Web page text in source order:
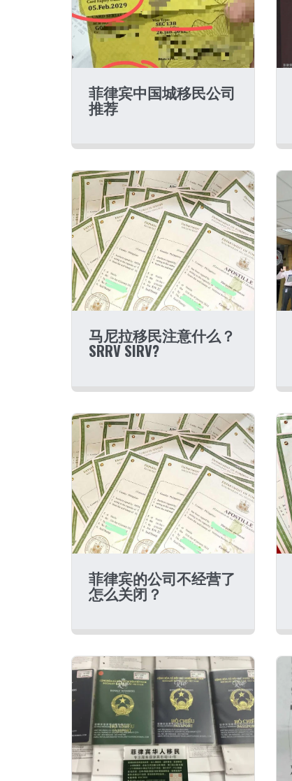
菲律宾中国城移民公司
推荐
马尼拉移民注意什么？
SRRV SIRV?
菲律宾的公司不经营了
怎么关闭？